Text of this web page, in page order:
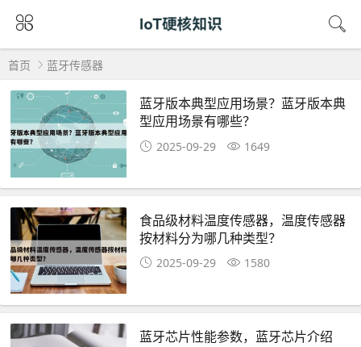
首页 蓝牙传感器
蓝牙版本典型应用场景？蓝牙版本典
型应用场景有哪些？
2025-09-29 1649
食品级材料温度传感器，温度传感器
按材料分为哪几种类型？
2025-09-29 1580
蓝牙芯片性能参数，蓝牙芯片介绍